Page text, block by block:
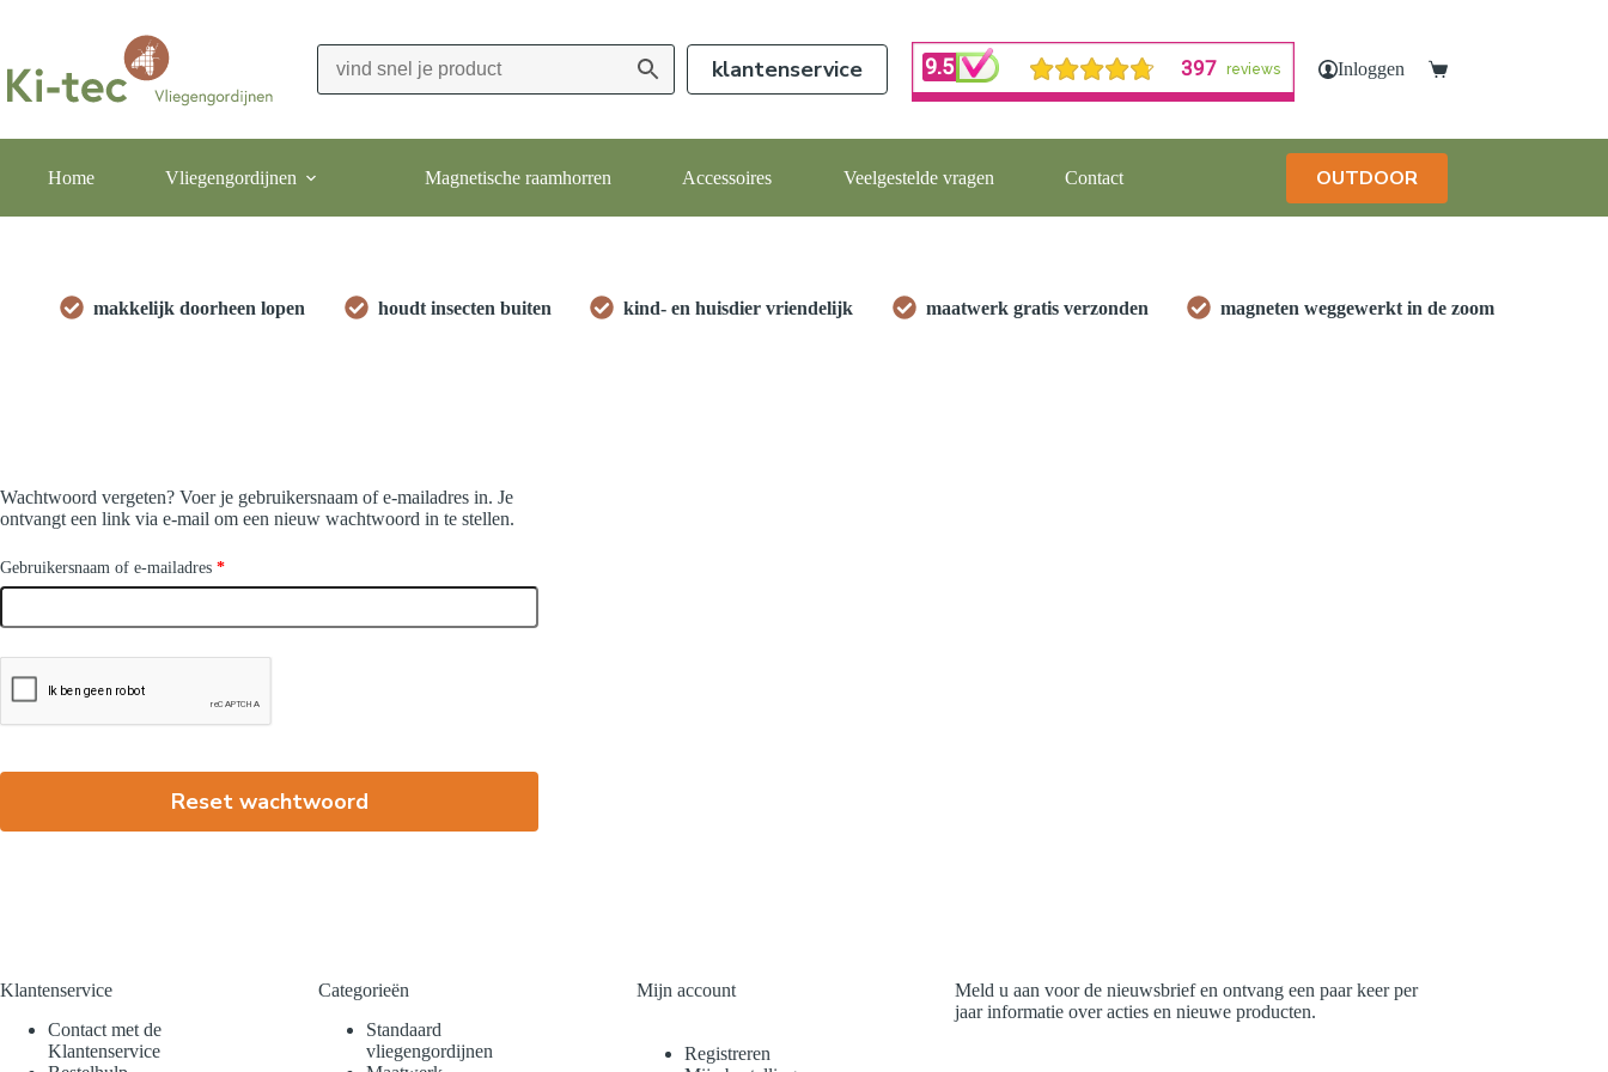
inhoud
klantenservice Inloggen Winkelwagen
Home Vliegengordijnen Magnetische raamhorren Accessoires Veelgestelde vragen Contact OUTDOOR
makkelijk doorheen lopen houdt insecten buiten kind- en huisdier vriendelijk maatwerk gratis verzonden magneten weggewerkt in de zoom
Wachtwoord vergeten? Voer je gebruikersnaam of e-mailadres in. Je
ontvangt een link via e-mail om een nieuw wachtwoord in te stellen.
Gebruikersnaam of e-mailadres *
Reset wachtwoord
Klantenservice
Contact met de
Klantenservice
Categorieën
Standaard
vliegengordijnen
Mijn account
Registreren
Meld u aan voor de nieuwsbrief en ontvang een paar keer per
jaar informatie over acties en nieuwe producten.